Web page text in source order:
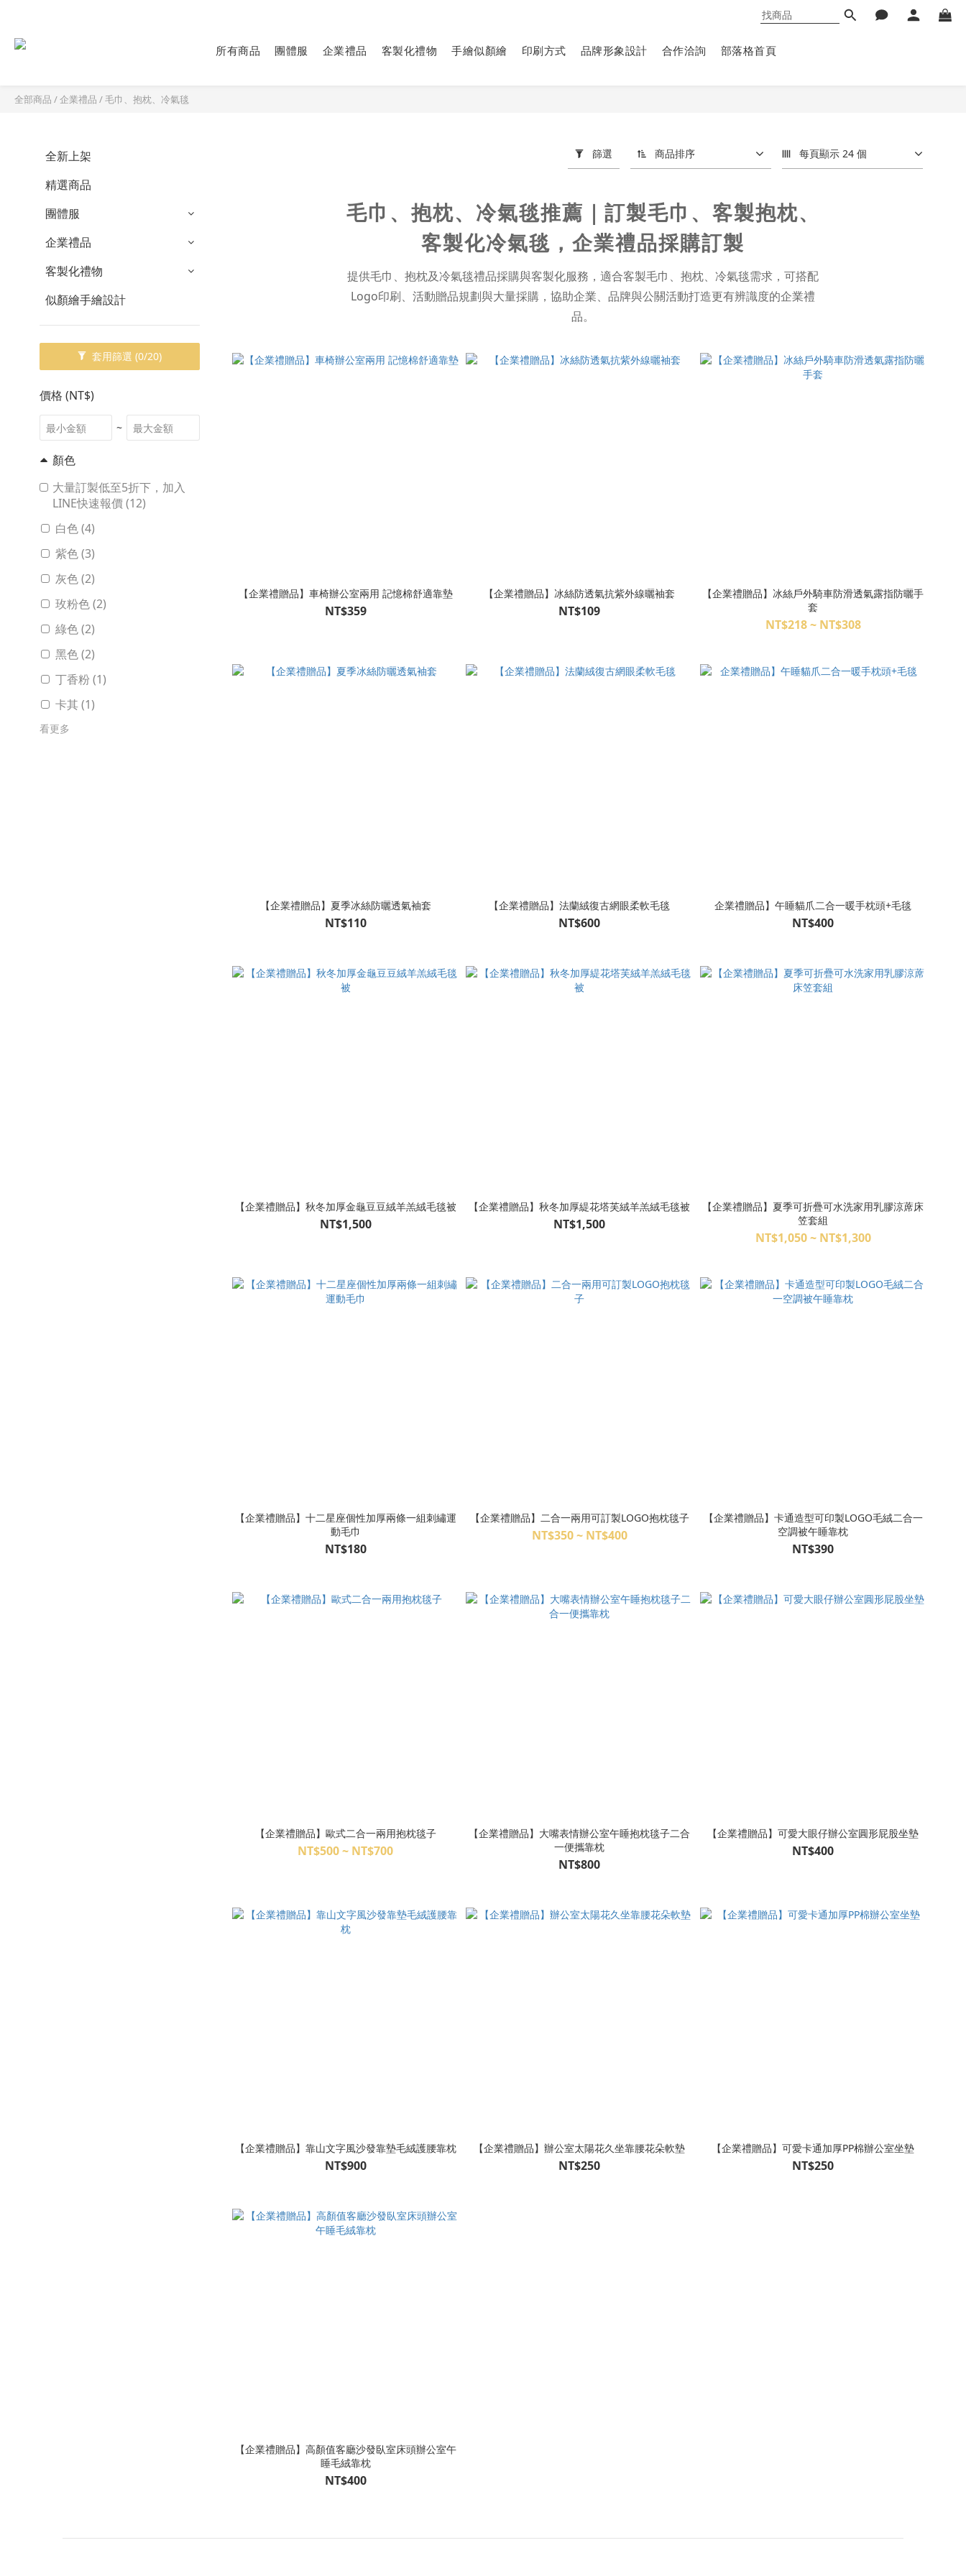
所有商品 團體服 企業禮品 客製化禮物 手繪似顏繪 印刷方式 品牌形象設計 合作洽詢 部落格首頁
全部商品 /企業禮品 /毛巾、抱枕、冷氣毯
全新上架
精選商品
團體服
企業禮品
客製化禮物
似顏繪手繪設計
套用篩選 (0/20)
價格 (NT$)
~
顏色
大量訂製低至5折下，加入
LINE快速報價 (12)
白色 (4)
紫色 (3)
灰色 (2)
玫粉色 (2)
綠色 (2)
黑色 (2)
丁香粉 (1)
卡其 (1)
看更多
篩選 商品排序 每頁顯示 24 個
毛巾、抱枕、冷氣毯推薦｜訂製毛巾、客製抱枕、
客製化冷氣毯，企業禮品採購訂製
提供毛巾、抱枕及冷氣毯禮品採購與客製化服務，適合客製毛巾、抱枕、冷氣毯需求，可搭配
Logo印刷、活動贈品規劃與大量採購，協助企業、品牌與公關活動打造更有辨識度的企業禮
品。
【企業禮贈品】車椅辦公室兩用 記憶棉舒適靠墊
NT$359
【企業禮贈品】冰絲防透氣抗紫外線曬袖套
NT$109
【企業禮贈品】冰絲戶外騎車防滑透氣露指防曬手
套
NT$218 ~ NT$308
【企業禮贈品】夏季冰絲防曬透氣袖套
NT$110
【企業禮贈品】法蘭絨復古網眼柔軟毛毯
NT$600
企業禮贈品】午睡貓爪二合一暖手枕頭+毛毯
NT$400
【企業禮贈品】秋冬加厚金龜豆豆絨羊羔絨毛毯被
NT$1,500
【企業禮贈品】秋冬加厚緹花塔芙絨羊羔絨毛毯被
NT$1,500
【企業禮贈品】夏季可折疊可水洗家用乳膠涼蓆床
笠套組
NT$1,050 ~ NT$1,300
【企業禮贈品】十二星座個性加厚兩條一組刺繡運
動毛巾
NT$180
【企業禮贈品】二合一兩用可訂製LOGO抱枕毯子
NT$350 ~ NT$400
【企業禮贈品】卡通造型可印製LOGO毛絨二合一
空調被午睡靠枕
NT$390
【企業禮贈品】歐式二合一兩用抱枕毯子
NT$500 ~ NT$700
【企業禮贈品】大嘴表情辦公室午睡抱枕毯子二合
一便攜靠枕
NT$800
【企業禮贈品】可愛大眼仔辦公室圓形屁股坐墊
NT$400
【企業禮贈品】靠山文字風沙發靠墊毛絨護腰靠枕
NT$900
【企業禮贈品】辦公室太陽花久坐靠腰花朵軟墊
NT$250
【企業禮贈品】可愛卡通加厚PP棉辦公室坐墊
NT$250
【企業禮贈品】高顏值客廳沙發臥室床頭辦公室午
睡毛絨靠枕
NT$400